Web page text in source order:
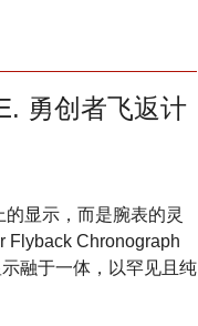
勇创者飞返计
显示，而是腕表的灵
Flyback Chronograph
融于一体，以罕见且纯